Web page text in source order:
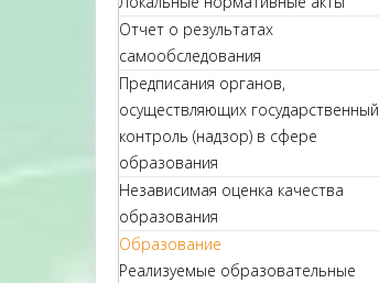
Отчет о результатах
самообследования
Предписания органов,
осуществляющих государственный
контроль (надзор) в сфере
образования
Независимая оценка качества
образования
Образование
Реализуемые образовательные